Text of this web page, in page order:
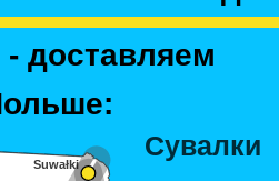
доставляем